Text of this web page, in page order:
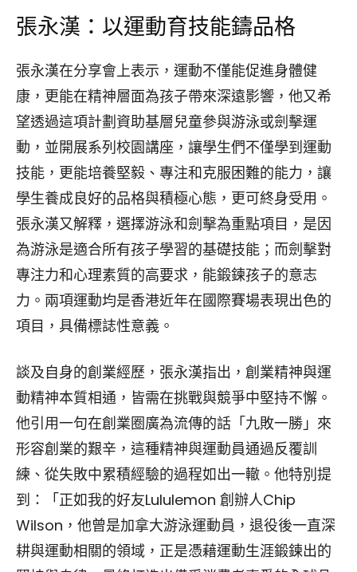
張永漢：以運動育技能鑄品格
張永漢在分享會上表示，運動不僅能促進身體健
康，更能在精神層面為孩子帶來深遠影響，他又希
望透過這項計劃資助基層兒童參與游泳或劍擊運
動，並開展系列校園講座，讓學生們不僅學到運動
技能，更能培養堅毅、專注和克服困難的能力，讓
學生養成良好的品格與積極心態，更可終身受用。
張永漢又解釋，選擇游泳和劍擊為重點項目，是因
為游泳是適合所有孩子學習的基礎技能；而劍擊對
專注力和心理素質的高要求，能鍛鍊孩子的意志
力。兩項運動均是香港近年在國際賽場表現出色的
項目，具備標誌性意義。
談及自身的創業經歷，張永漢指出，創業精神與運
動精神本質相通，皆需在挑戰與競爭中堅持不懈。
他引用一句在創業圈廣為流傳的話「九敗一勝」來
形容創業的艱辛，這種精神與運動員通過反覆訓
練、從失敗中累積經驗的過程如出一轍。他特別提
到：「正如我的好友Lululemon 創辦人Chip
Wilson，他曾是加拿大游泳運動員，退役後一直深
耕與運動相關的領域，正是憑藉運動生涯鍛鍊出的